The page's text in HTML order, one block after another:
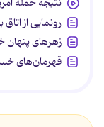
رونمایی از
زهرهای پنهان
قهرمان‌های